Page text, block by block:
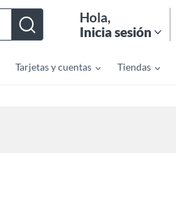
Hola,
Inicia sesión
Tarjetas y cuentas Tiendas